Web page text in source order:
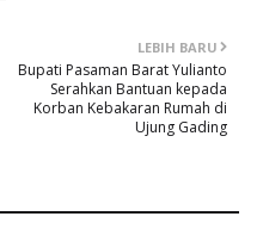
LEBIH BARU
Bupati Pasaman Barat Yulianto
Serahkan Bantuan kepada
Korban Kebakaran Rumah di
Ujung Gading